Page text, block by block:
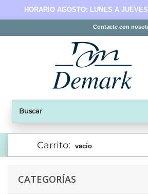
HORARIO AGOSTO: LUNES A
Contacte con
Carrito: vacío
CATEGORÍAS